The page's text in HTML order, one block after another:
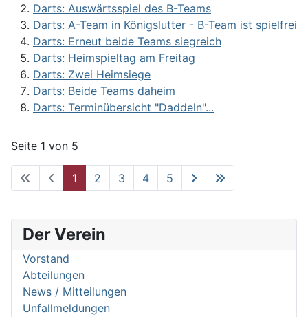
Der Verein
Vorstand
Abteilungen
News / Mitteilungen
Unfallmeldungen
Darts: Auswärtsspiel des B-Teams
Darts: A-Team in Königslutter - B-Team ist spielfrei
Darts: Erneut beide Teams siegreich
Darts: Heimspieltag am Freitag
Darts: Zwei Heimsiege
Darts: Beide Teams daheim
Darts: Terminübersicht "Daddeln"...
Seite 1 von 5
1 2 3 4 5